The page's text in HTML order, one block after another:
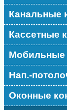
Канальные
Кассетные
Мобильные
Нап.-
Оконные